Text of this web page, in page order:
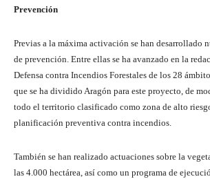
Prevención
Previas a la máxima activación se han desarrollado
de prevención. Entre ellas se ha avanzado en la
Defensa contra Incendios Forestales de los 28
que se ha dividido Aragón para este proyecto, de
todo el territorio clasificado como zona de alto
planificación preventiva contra incendios.
También se han realizado actuaciones sobre la
las 4.000 hectárea, así como un programa de